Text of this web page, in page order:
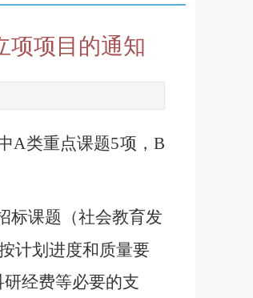
项项目的通知
A类重点课题5项，B
标课题（社会教育发
计划进度和质量要
经费等必要的支